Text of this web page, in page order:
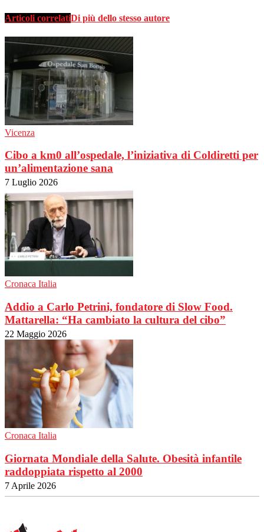
Articoli correlatiDi più dello stesso autore
Vicenza
Cibo a km0 all’ospedale, l’iniziativa di Coldiretti per
un’alimentazione sana
7 Luglio 2026
Cronaca Italia
Addio a Carlo Petrini, fondatore di Slow Food.
Mattarella: “Ha cambiato la cultura del cibo”
22 Maggio 2026
Cronaca Italia
Giornata Mondiale della Salute. Obesità infantile
raddoppiata rispetto al 2000
7 Aprile 2026